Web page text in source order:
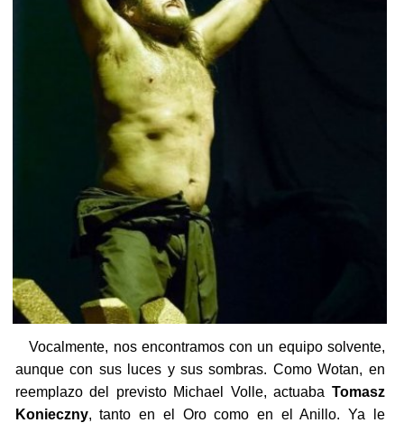
Vocalmente, nos encontramos con un equipo solvente,
aunque con sus luces y sus sombras. Como Wotan, en
reemplazo del previsto Michael Volle, actuaba Tomasz
Konieczny, tanto en el Oro como en el Anillo. Ya le